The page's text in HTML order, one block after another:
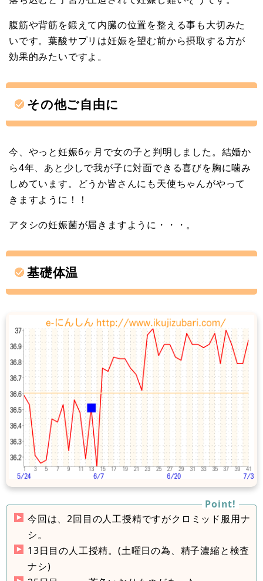
腹筋や背筋を鍛えて内臓の位置を整える事も大切みた
いです。葉酸サプリは妊娠を望む前から摂取する方が
効果的みたいですよ。
その他ご自由に
今、やっと妊娠6ヶ月で女の子と判明しました。結婚か
ら4年、あと少しで我が子に対面できる喜びを胸に噛み
しめています。どうか皆さんにも天使ちゃんがやって
きますように！！
アタシの妊娠菌が届きますように・・・。
基礎体温
今回は、2回目の人工授精ですがクロミッド服用ナ
シ。
13日目の人工授精。(土曜日の為、精子濃縮と検査
ナシ)